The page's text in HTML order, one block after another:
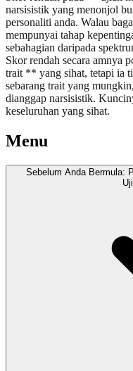
narsisistik yang menonjol
personaliti anda. Walau
mempunyai tahap
sebahagian daripada
Skor rendah secara amnya
trait ** yang sihat, tetapi ia
sebarang trait yang
dianggap narsisistik.
keseluruhan yang sihat.
Menu
Sebelum Anda Bermula: